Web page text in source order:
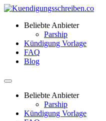
Beliebte Anbieter
Parship
Kündigung Vorlage
FAQ
Blog
Beliebte Anbieter
Parship
Kündigung Vorlage